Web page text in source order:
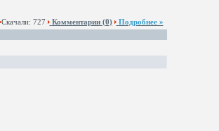
Скачали: 727
Комментарии(0) Подробнее »